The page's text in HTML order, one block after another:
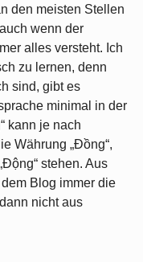
den meisten Stellen
wenn der
alles versteht. Ich
zu lernen, denn
sind, gibt es
minimal in der
kann je nach
Währung „Đồng“,
stehen. Aus
Blog immer die
nicht aus